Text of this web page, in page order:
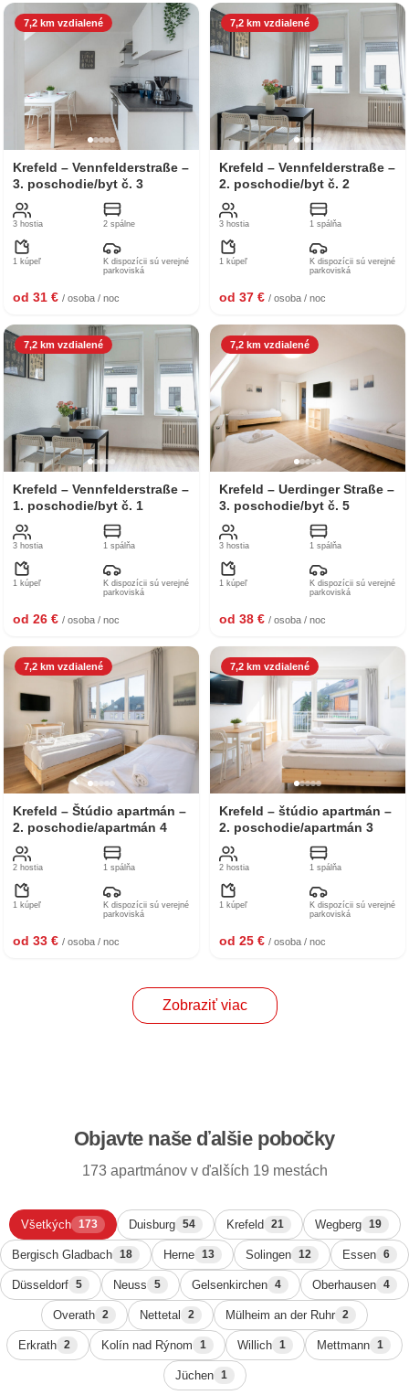
7,2 km vzdialené
Krefeld – Vennfelderstraße –
3. poschodie/byt č. 3
3 hostia 2 spálne
1 kúpeľ
K dispozícii sú verejné
parkoviská
od 31 € / osoba / noc
7,2 km vzdialené
Krefeld – Vennfelderstraße –
2. poschodie/byt č. 2
3 hostia 1 spálňa
1 kúpeľ
K dispozícii sú verejné
parkoviská
od 37 € / osoba / noc
7,2 km vzdialené
Krefeld – Vennfelderstraße –
1. poschodie/byt č. 1
3 hostia 1 spálňa
1 kúpeľ
K dispozícii sú verejné
parkoviská
od 26 € / osoba / noc
7,2 km vzdialené
Krefeld – Uerdinger Straße –
3. poschodie/byt č. 5
3 hostia 1 spálňa
1 kúpeľ
K dispozícii sú verejné
parkoviská
od 38 € / osoba / noc
7,2 km vzdialené
Krefeld – Štúdio apartmán –
2. poschodie/apartmán 4
2 hostia 1 spálňa
1 kúpeľ
K dispozícii sú verejné
parkoviská
od 33 € / osoba / noc
7,2 km vzdialené
Krefeld – štúdio apartmán –
2. poschodie/apartmán 3
2 hostia 1 spálňa
1 kúpeľ
K dispozícii sú verejné
parkoviská
od 25 € / osoba / noc
Zobraziť viac
Objavte naše ďalšie pobočky
173 apartmánov v ďalších 19 mestách
Všetkých 173 Duisburg 54 Krefeld 21 Wegberg 19
Bergisch Gladbach 18 Herne 13 Solingen 12 Essen 6
Düsseldorf 5 Neuss 5 Gelsenkirchen 4 Oberhausen 4
Overath 2 Nettetal 2 Mülheim an der Ruhr 2
Erkrath 2 Kolín nad Rýnom 1 Willich 1 Mettmann 1
Jüchen 1